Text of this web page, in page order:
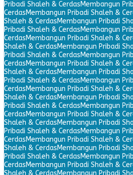
Pribadi Shaleh & CerdasMembangun
CerdasMembangun Pribadi Shaleh &
Shaleh & CerdasMembangun Pribadi
Pribadi Shaleh & CerdasMembangun
CerdasMembangun Pribadi Shaleh &
Shaleh & CerdasMembangun Pribadi
Pribadi Shaleh & CerdasMembangun
CerdasMembangun Pribadi Shaleh &
Shaleh & CerdasMembangun Pribadi
Pribadi Shaleh & CerdasMembangun
CerdasMembangun Pribadi Shaleh &
Shaleh & CerdasMembangun Pribadi
Pribadi Shaleh & CerdasMembangun
CerdasMembangun Pribadi Shaleh &
Shaleh & CerdasMembangun Pribadi
Pribadi Shaleh & CerdasMembangun
CerdasMembangun Pribadi Shaleh &
Shaleh & CerdasMembangun Pribadi
Pribadi Shaleh & CerdasMembangun
CerdasMembangun Pribadi Shaleh &
Shaleh & CerdasMembangun Pribadi